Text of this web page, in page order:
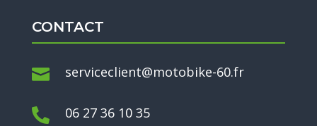
CONTACT
 serviceclient@motobike-60.fr
 06 27 36 10 35